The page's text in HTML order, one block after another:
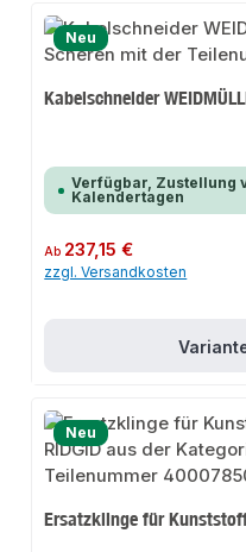
Neu
Kabelschneider
Verfügbar, Zustellung
Kalendertagen
Regulärer Preis:
Ab 237,15 €
zzgl. Versandkosten
Neu
Ersatzklinge für